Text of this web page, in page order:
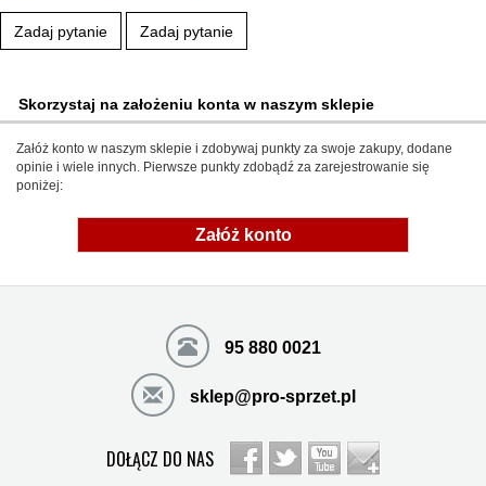
Zadaj pytanie Zadaj pytanie
Skorzystaj na założeniu konta w naszym sklepie
Załóż konto w naszym sklepie i zdobywaj punkty za swoje zakupy, dodane
opinie i wiele innych. Pierwsze punkty zdobądź za zarejestrowanie się
poniżej:
Załóż konto
95 880 0021
sklep@pro-sprzet.pl
DOŁĄCZ DO NAS